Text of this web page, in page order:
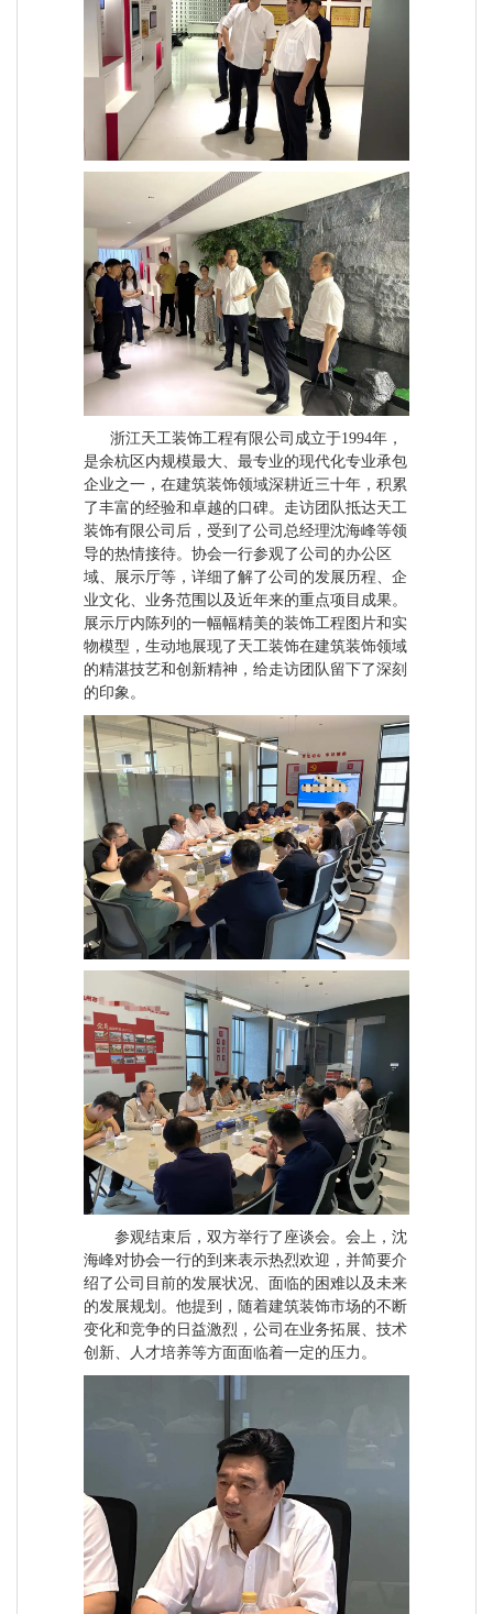
浙江天工装饰工程有限公司成立于1994年，
是余杭区内规模最大、最专业的现代化专业承包
企业之一，在建筑装饰领域深耕近三十年，积累
了丰富的经验和卓越的口碑。走访团队抵达天工
装饰有限公司后，受到了公司总经理沈海峰等领
导的热情接待。协会一行参观了公司的办公区
域、展示厅等，详细了解了公司的发展历程、企
业文化、业务范围以及近年来的重点项目成果。
展示厅内陈列的一幅幅精美的装饰工程图片和实
物模型，生动地展现了天工装饰在建筑装饰领域
的精湛技艺和创新精神，给走访团队留下了深刻
的印象。
参观结束后，双方举行了座谈会。会上，沈
海峰对协会一行的到来表示热烈欢迎，并简要介
绍了公司目前的发展状况、面临的困难以及未来
的发展规划。他提到，随着建筑装饰市场的不断
变化和竞争的日益激烈，公司在业务拓展、技术
创新、人才培养等方面面临着一定的压力。